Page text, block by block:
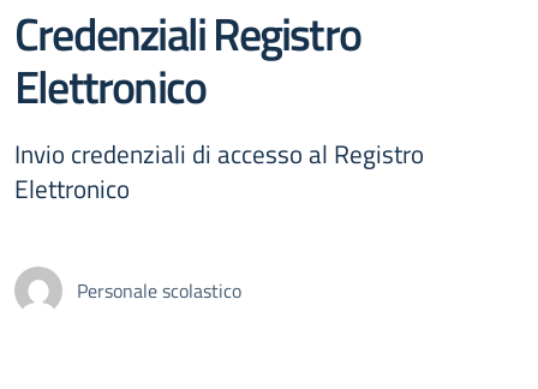
Credenziali Registro
Elettronico
Invio credenziali di accesso al Registro
Elettronico
Personale scolastico